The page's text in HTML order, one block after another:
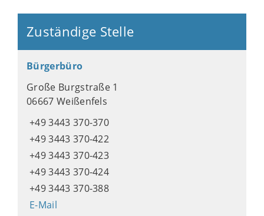
Zuständige Stelle
Bürgerbüro
Große Burgstraße 1
06667 Weißenfels
+49 3443 370-370
+49 3443 370-422
+49 3443 370-423
+49 3443 370-424
+49 3443 370-388
E-Mail